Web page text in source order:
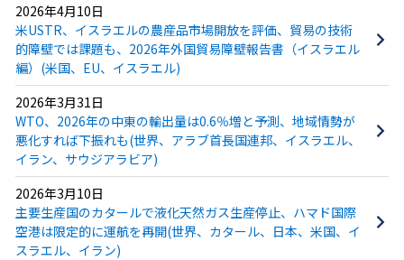
2026年4月10日
米USTR、イスラエルの農産品市場開放を評価、貿易の技術
的障壁では課題も、2026年外国貿易障壁報告書（イスラエル
編）(米国、EU、イスラエル)
2026年3月31日
WTO、2026年の中東の輸出量は0.6％増と予測、地域情勢が
悪化すれば下振れも(世界、アラブ首長国連邦、イスラエル、
イラン、サウジアラビア)
2026年3月10日
主要生産国のカタールで液化天然ガス生産停止、ハマド国際
空港は限定的に運航を再開(世界、カタール、日本、米国、イ
スラエル、イラン)